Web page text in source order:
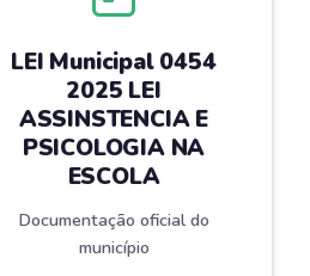
LEI Municipal 0454
2025 LEI
ASSINSTENCIA E
PSICOLOGIA NA
ESCOLA
Documentação oficial do
município